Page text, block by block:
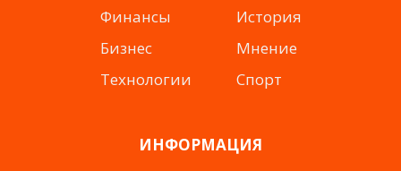
Финансы
Бизнес
Технологии
История
Мнение
Спорт
ИНФОРМАЦИЯ